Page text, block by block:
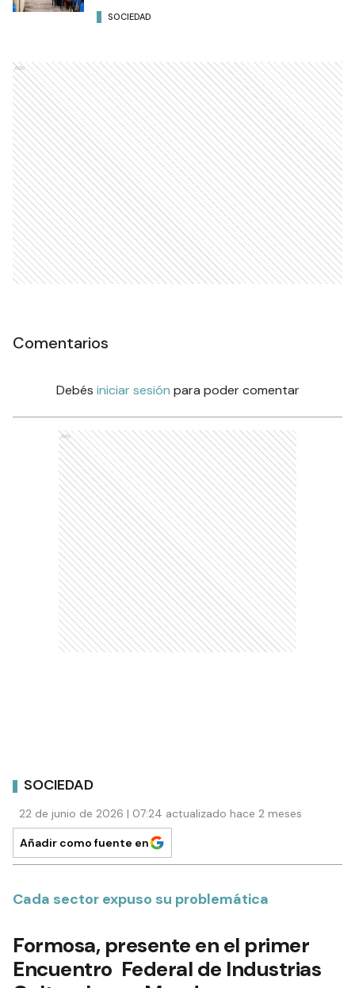
SOCIEDAD
Ads
Comentarios
Debés iniciar sesión para poder comentar
Ads
SOCIEDAD
22 de junio de 2026 | 07:24 actualizado hace 2 meses
Añadir como fuente en
Cada sector expuso su problemática
Formosa, presente en el primer
Encuentro Federal de Industrias